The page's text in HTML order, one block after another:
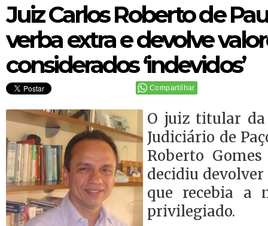
Juiz Carlos Roberto de
verba extra e devolve
considerados ‘indevidos’
Compartilhar
O juiz titular da
Judiciário de
Roberto
decidiu devolver
que recebia a
privilegiado.